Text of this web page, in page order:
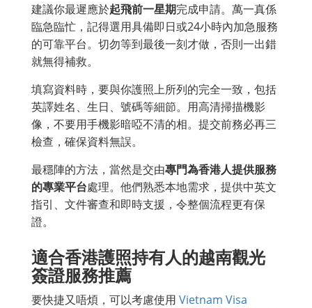
建議你最遲應於起飛前一星期完成申請。萬一真係
臨急臨忙，記得選用具備即日或24小時內加急服務
的可靠平台。切勿等到最後一刻才做，否則一出錯
就無得補救。
填寫資料時，要與你護照上所列的完全一致，包括
英譯姓名、生日、號碼等細節。用高清掃描機影
像，不要用手機影暗啞不清的相。提交前務必再三
檢查，確保資料無誤。
最穩陣的方法，當然是交由專門為香港人提供服務
的專業平台處理。他們熟悉本地需求，提供中英文
指引、文件審查和即時支援，令整個流程更有保
證。
適合香港護照持有人的越南觀光
簽證服務推薦
要快捷又唔煩，可以考慮使用 Vietnam Visa